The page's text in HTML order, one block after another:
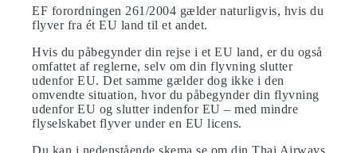
EF forordningen 261/2004 gælder naturligvis, hvis du
flyver fra ét EU land til et andet.
Hvis du påbegynder din rejse i et EU land, er du også
omfattet af reglerne, selv om din flyvning slutter
udenfor EU. Det samme gælder dog ikke i den
omvendte situation, hvor du påbegynder din flyvning
udenfor EU og slutter indenfor EU – med mindre
flyselskabet flyver under en EU licens.